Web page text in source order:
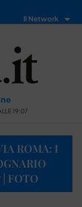
Il Network
19:07
ROMA: I
FOTO